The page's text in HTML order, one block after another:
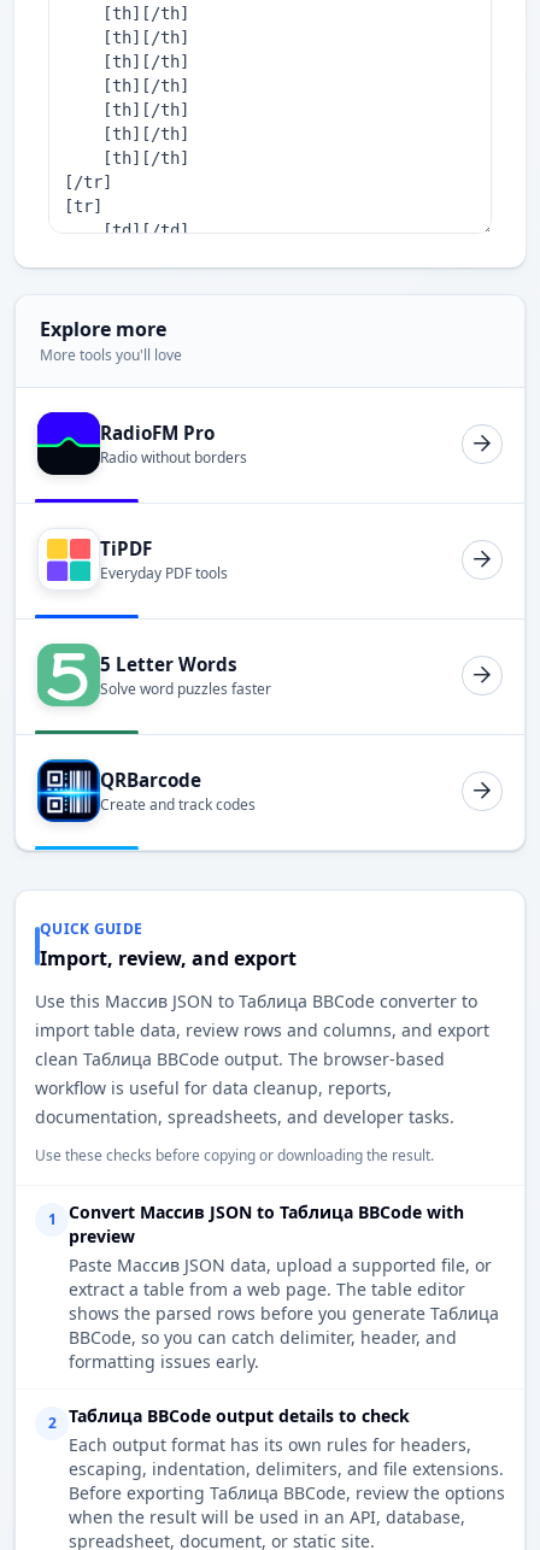
Explore more
More tools you'll love
RadioFM Pro
Radio without borders
TiPDF
Everyday PDF tools
5 Letter Words
Solve word puzzles faster
QRBarcode
Create and track codes
QUICK GUIDE
Import, review, and export
Use this Массив JSON to Таблица BBCode converter to
import table data, review rows and columns, and export
clean Таблица BBCode output. The browser-based
workflow is useful for data cleanup, reports,
documentation, spreadsheets, and developer tasks.
Use these checks before copying or downloading the result.
1
Convert Массив JSON to Таблица BBCode with
preview
Paste Массив JSON data, upload a supported file, or
extract a table from a web page. The table editor
shows the parsed rows before you generate Таблица
BBCode, so you can catch delimiter, header, and
formatting issues early.
2
Таблица BBCode output details to check
Each output format has its own rules for headers,
escaping, indentation, delimiters, and file extensions.
Before exporting Таблица BBCode, review the options
when the result will be used in an API, database,
spreadsheet, document, or static site.